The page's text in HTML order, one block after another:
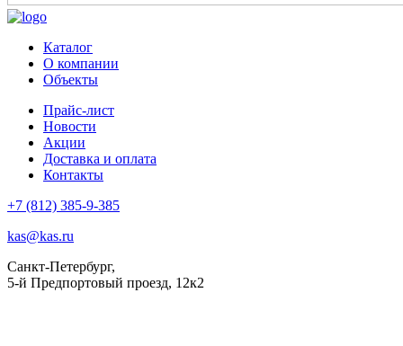
Каталог
О компании
Объекты
Прайс-лист
Новости
Акции
Доставка и оплата
Контакты
+7 (812) 385-9-385
kas@kas.ru
Санкт-Петербург,
5-й Предпортовый проезд, 12к2